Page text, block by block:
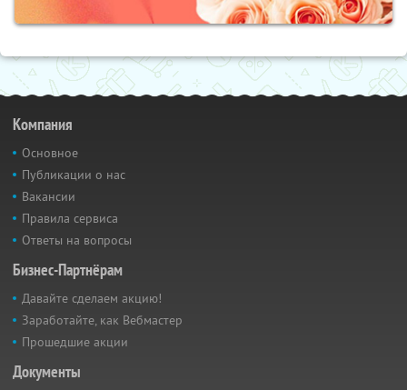
Компания
Основное
Публикации о нас
Вакансии
Правила сервиса
Ответы на вопросы
Бизнес-Партнёрам
Давайте сделаем акцию!
Заработайте, как Вебмастер
Прошедшие акции
Документы